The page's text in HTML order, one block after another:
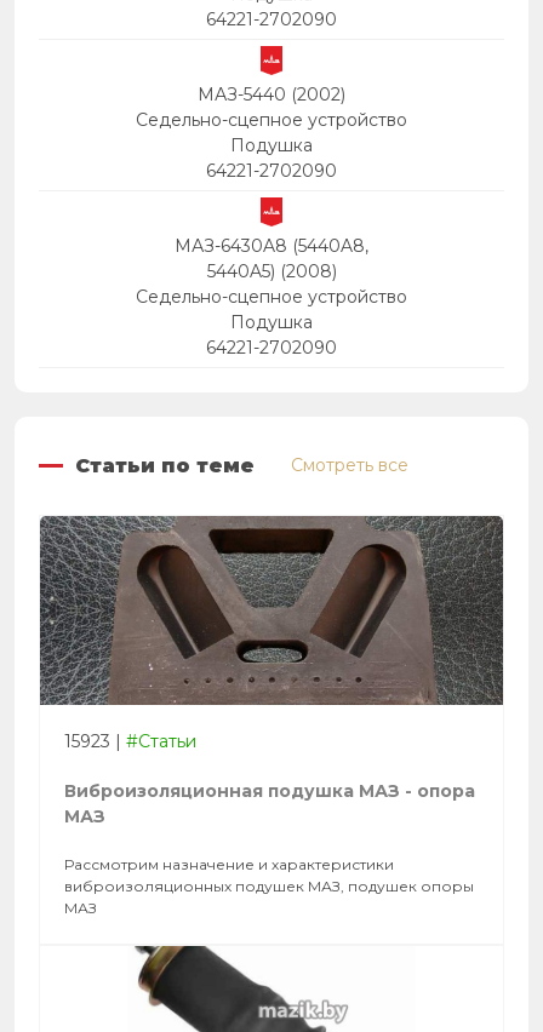
64221-2702090
МАЗ-5440 (2002)
Седельно-сцепное устройство
Подушка
64221-2702090
МАЗ-6430A8 (5440A8,
5440A5) (2008)
Седельно-сцепное устройство
Подушка
64221-2702090
Статьи по теме Смотреть все
15923 | #Статьи
Виброизоляционная подушка МАЗ - опора
МАЗ
Рассмотрим назначение и характеристики
виброизоляционных подушек МАЗ, подушек опоры
МАЗ